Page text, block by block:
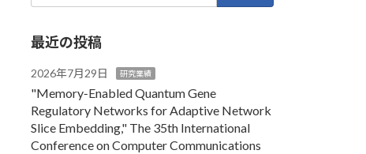
最近の投稿
2026年7月29日 研究業績
"Memory‑Enabled Quantum Gene
Regulatory Networks for Adaptive Network
Slice Embedding," The 35th International
Conference on Computer Communications